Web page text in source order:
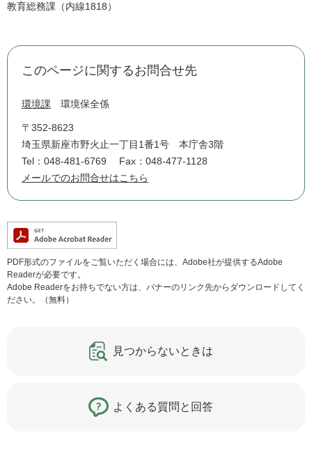
教育総務課（内線1818）
このページに関するお問合せ先
環境課 環境保全係
〒352-8623
埼玉県新座市野火止一丁目1番1号 本庁舎3階
Tel：048-481-6769
Fax：048-477-1128
メールでのお問合せはこちら
PDF形式のファイルをご覧いただく場合には、Adobe社が提供するAdobe
Readerが必要です。
Adobe Readerをお持ちでない方は、バナーのリンク先からダウンロードしてく
ださい。（無料）
見つからないときは
よくある質問と回答